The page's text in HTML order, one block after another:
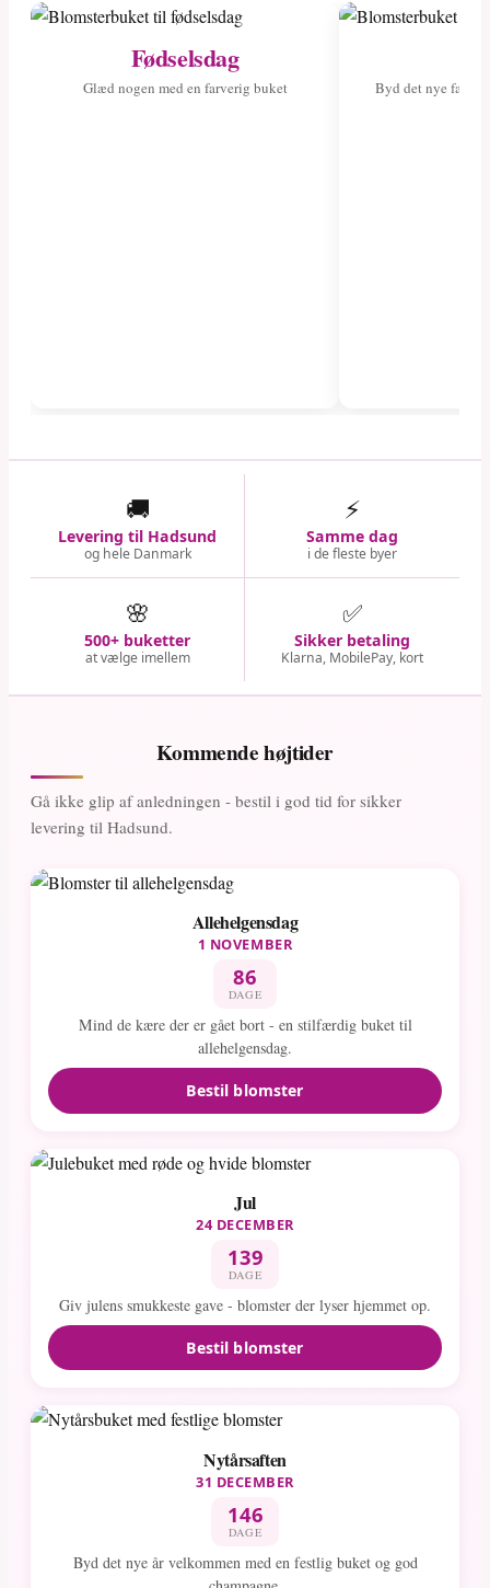
Fødselsdag
Glæd nogen med en farverig buket Byd det nye
🚚
Levering til Hadsund
og hele Danmark
⚡
Samme dag
i de fleste byer
🌸
500+ buketter
at vælge imellem
✅
Sikker betaling
Klarna, MobilePay, kort
Kommende højtider
Gå ikke glip af anledningen - bestil i god tid for sikker
levering til Hadsund.
Allehelgensdag
1 NOVEMBER
86
DAGE
Mind de kære der er gået bort - en stilfærdig buket til
allehelgensdag.
Bestil blomster
Jul
24 DECEMBER
139
DAGE
Giv julens smukkeste gave - blomster der lyser hjemmet op.
Bestil blomster
Nytårsaften
31 DECEMBER
146
DAGE
Byd det nye år velkommen med en festlig buket og god